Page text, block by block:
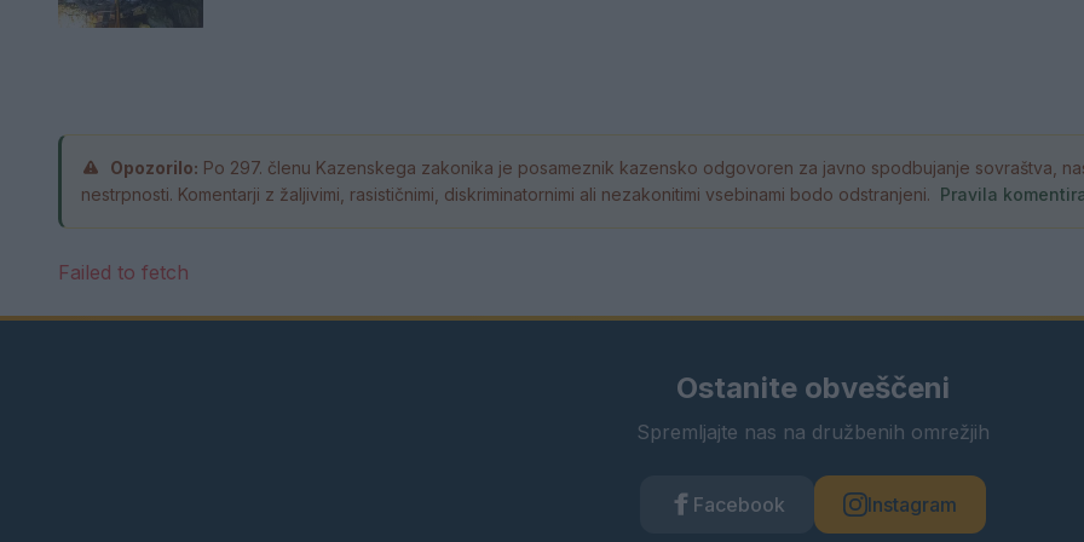
Opozorilo: Po 297. členu Kazenskega zakonika je posameznik kazensko odgovoren za javno spodbujanje sovraštva,
nestrpnosti. Komentarji z žaljivimi, rasističnimi, diskriminatornimi ali nezakonitimi vsebinami bodo odstranjeni. Pravila
Failed to fetch
Ostanite obveščeni
Spremljajte nas na družbenih omrežjih
Facebook Instagram